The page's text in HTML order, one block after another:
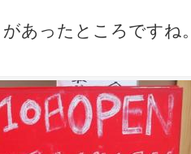
があったところですね。